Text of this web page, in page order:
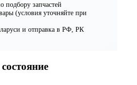
подбору запчастей
(условия уточняйте при
и отправка в РФ, РК